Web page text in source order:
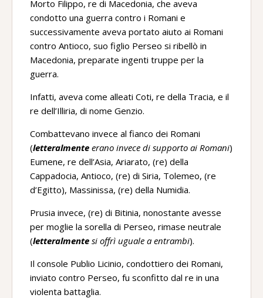
Morto Filippo, re di Macedonia, che aveva
condotto una guerra contro i Romani e
successivamente aveva portato aiuto ai Romani
contro Antioco, suo figlio Perseo si ribellò in
Macedonia, preparate ingenti truppe per la
guerra.
Infatti, aveva come alleati Coti, re della Tracia, e il
re dell’Illiria, di nome Genzio.
Combattevano invece al fianco dei Romani
(letteralmente erano invece di supporto ai Romani)
Eumene, re dell’Asia, Ariarato, (re) della
Cappadocia, Antioco, (re) di Siria, Tolemeo, (re
d’Egitto), Massinissa, (re) della Numidia.
Prusia invece, (re) di Bitinia, nonostante avesse
per moglie la sorella di Perseo, rimase neutrale
(letteralmente si offrì uguale a entrambi).
Il console Publio Licinio, condottiero dei Romani,
inviato contro Perseo, fu sconfitto dal re in una
violenta battaglia.